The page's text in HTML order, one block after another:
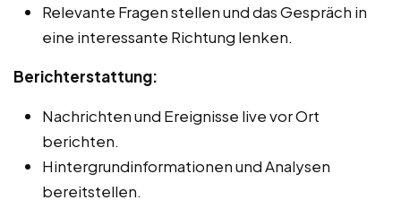
Relevante Fragen stellen und das Gespräch in
eine interessante Richtung lenken.
Berichterstattung:
Nachrichten und Ereignisse live vor Ort
berichten.
Hintergrundinformationen und Analysen
bereitstellen.